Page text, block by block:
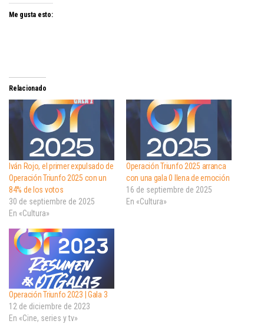
Me gusta esto:
Relacionado
Iván Rojo, el primer expulsado de
Operación Triunfo 2025 con un
84% de los votos
30 de septiembre de 2025
En «Cultura»
Operación Triunfo 2025 arranca
con una gala 0 llena de emoción
16 de septiembre de 2025
En «Cultura»
Operación Triunfo 2023 | Gala 3
12 de diciembre de 2023
En «Cine, series y tv»